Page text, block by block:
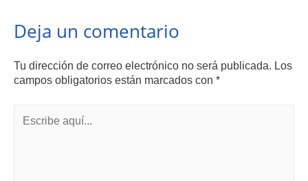
Deja un comentario
Tu dirección de correo electrónico no será publicada. Los
campos obligatorios están marcados con *